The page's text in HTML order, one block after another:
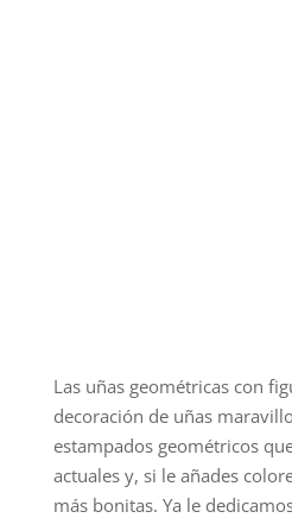
Las uñas geométricas con
decoración de uñas
estampados geométricos
actuales y, si le añades
más bonitas. Ya le